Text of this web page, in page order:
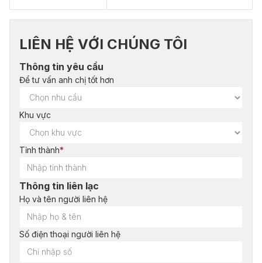
LIÊN HỆ VỚI CHÚNG TÔI
Thông tin yêu cầu
Để tư vấn anh chị tốt hơn
Khu vực
Tỉnh thành*
Thông tin liên lạc
Họ và tên người liên hệ
Số điện thoại người liên hệ